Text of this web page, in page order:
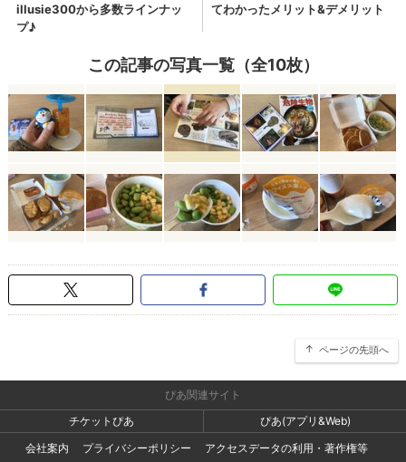
この記事の写真一覧（全10枚）
ページの先頭へ
ぴあ関連サイト
チケットぴあ
ぴあ(アプリ&Web)
会社案内
プライバシーポリシー アクセスデータの利用・著作権等